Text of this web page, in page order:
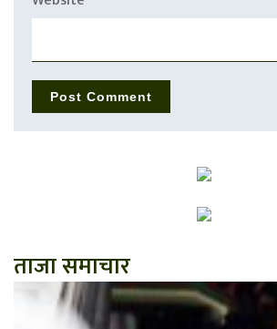
ताजा समाचार